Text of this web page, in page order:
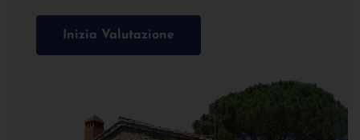
Inizia Valutazione